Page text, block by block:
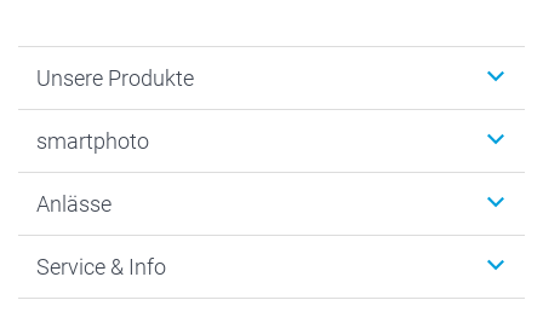
Unsere Produkte
Fotogeschenke
MyNameBook
Fotoabzüge, Fotos als Buch & Poster
smartphoto
Warum smartphoto
Datenschutz
Anlässe
Neujahr
Service & Info